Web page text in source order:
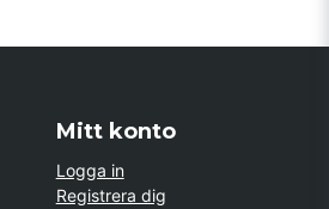
Mitt konto
Logga in
Registrera dig